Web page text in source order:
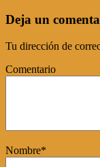
Deja un
Tu dirección de
Comentario
Nombre*